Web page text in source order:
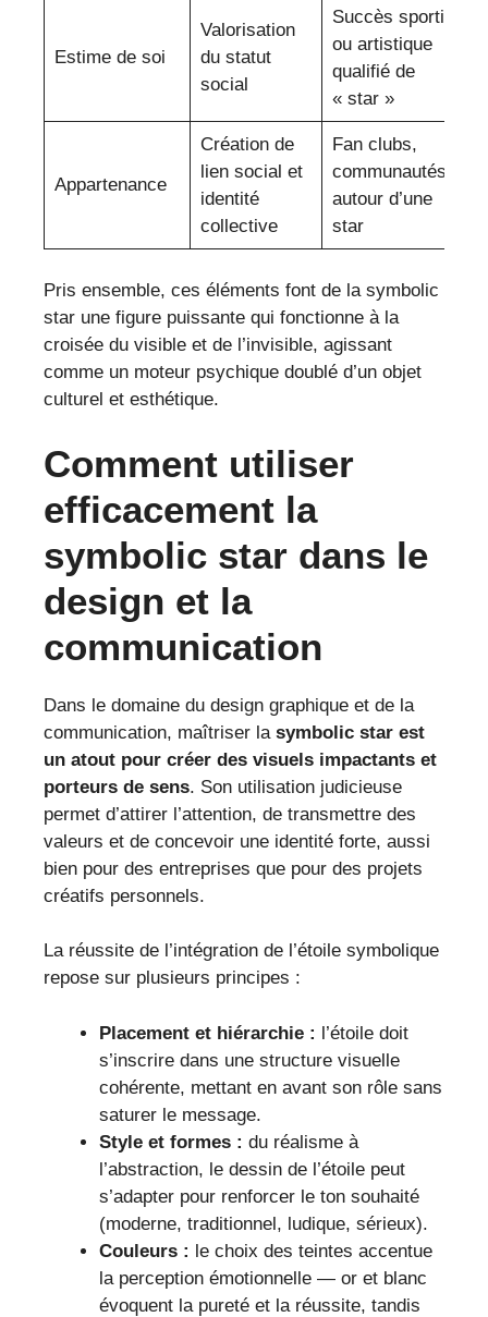
Estime de soi
Valorisation
du statut
social
Succès sportif
ou artistique
qualifié de
« star »
Appartenance
Création de
lien social et
identité
collective
Fan clubs,
communautés
autour d’une
star
Pris ensemble, ces éléments font de la symbolic
star une figure puissante qui fonctionne à la
croisée du visible et de l’invisible, agissant
comme un moteur psychique doublé d’un objet
culturel et esthétique.
Comment utiliser
efficacement la
symbolic star dans le
design et la
communication
Dans le domaine du design graphique et de la
communication, maîtriser la symbolic star est
un atout pour créer des visuels impactants et
porteurs de sens. Son utilisation judicieuse
permet d’attirer l’attention, de transmettre des
valeurs et de concevoir une identité forte, aussi
bien pour des entreprises que pour des projets
créatifs personnels.
La réussite de l’intégration de l’étoile symbolique
repose sur plusieurs principes :
Placement et hiérarchie : l’étoile doit
s’inscrire dans une structure visuelle
cohérente, mettant en avant son rôle sans
saturer le message.
Style et formes : du réalisme à
l’abstraction, le dessin de l’étoile peut
s’adapter pour renforcer le ton souhaité
(moderne, traditionnel, ludique, sérieux).
Couleurs : le choix des teintes accentue
la perception émotionnelle — or et blanc
évoquent la pureté et la réussite, tandis